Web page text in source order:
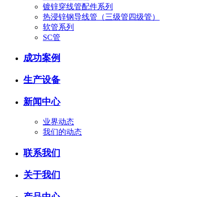
镀锌穿线管配件系列
热浸锌钢导线管（三级管四级管）
软管系列
SC管
成功案例
生产设备
新闻中心
业界动态
我们的动态
联系我们
关于我们